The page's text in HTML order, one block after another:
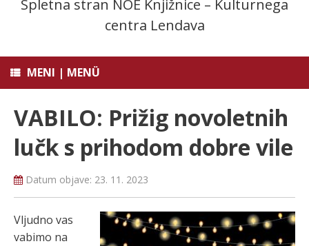
Spletna stran NOE Knjižnice – Kulturnega
centra Lendava
MENI | MENÜ
VABILO: Prižig novoletnih
lučk s prihodom dobre vile
Datum objave: 23. 11. 2023
Vljudno vas
vabimo na